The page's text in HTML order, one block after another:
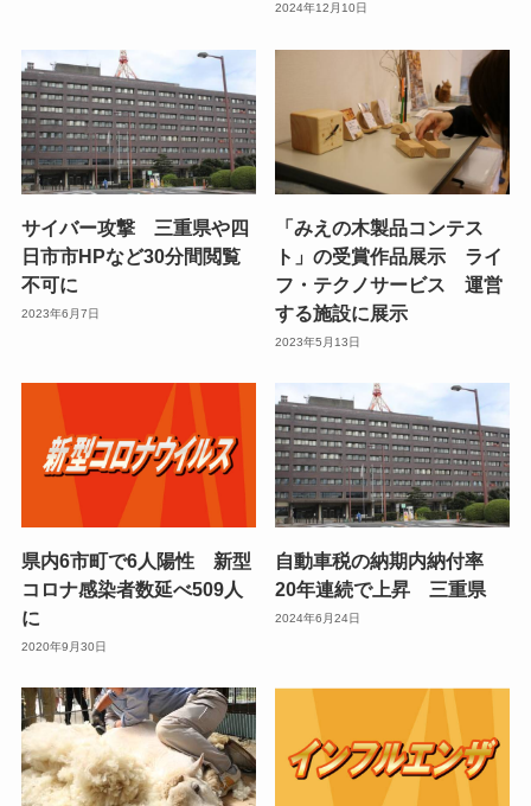
2024年12月10日
サイバー攻撃 三重県や四
日市市HPなど30分間閲覧
不可に
2023年6月7日
「みえの木製品コンテス
ト」の受賞作品展示 ライ
フ・テクノサービス 運営
する施設に展示
2023年5月13日
県内6市町で6人陽性 新型
コロナ感染者数延べ509人
に
2020年9月30日
自動車税の納期内納付率
20年連続で上昇 三重県
2024年6月24日